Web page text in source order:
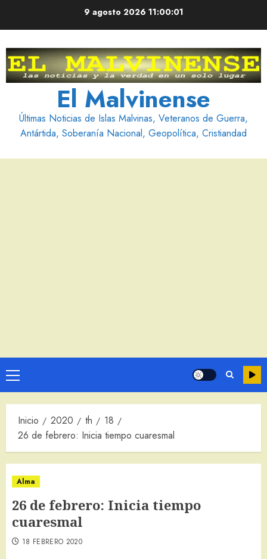
9 agosto 2026 11:00:02
El Malvinense
Últimas Noticias de Islas Malvinas, Veteranos de Guerra,
Antártida, Soberanía Nacional, Geopolítica, Cristiandad
Menú
principal
Inicio 2020 th
18
26 de febrero: Inicia tiempo cuaresmal
Alma
26 de febrero: Inicia tiempo
cuaresmal
18 FEBRERO 2020